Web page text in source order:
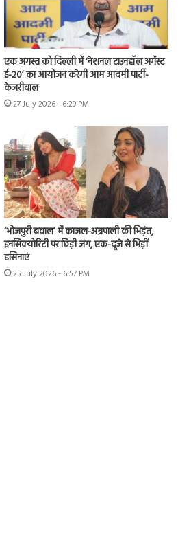
एक अगस्त को दिल्ली में ‘नेशनल टाउनहॉल अगेंस्ट
ई-20’ का आयोजन करेगी आम आदमी पार्टी-
केजरीवाल
27 July 2026 - 6:29 PM
‘भोजपुरी बवाल’ में काजल-अम्रपाली की भिड़ंत,
इनसिक्योरिटी पर छिड़ी जंग, एक-दूजे से भिड़ीं
हसिनाएं
25 July 2026 - 6:57 PM